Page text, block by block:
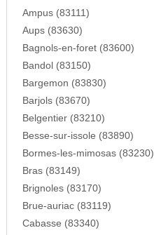
Ampus (83111)
Aups (83630)
Bagnols-en-foret (83600)
Bandol (83150)
Bargemon (83830)
Barjols (83670)
Belgentier (83210)
Besse-sur-issole (83890)
Bormes-les-mimosas (83230)
Bras (83149)
Brignoles (83170)
Brue-auriac (83119)
Cabasse (83340)